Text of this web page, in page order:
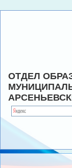
ОТДЕЛ